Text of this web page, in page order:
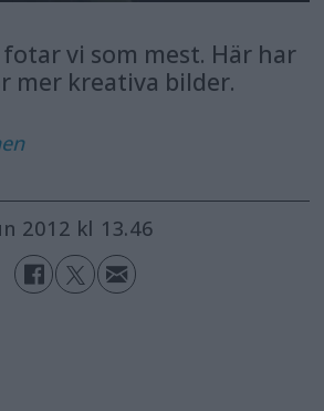
vi som mest. Här har
mer kreativa bilder.
2012 kl 13.46